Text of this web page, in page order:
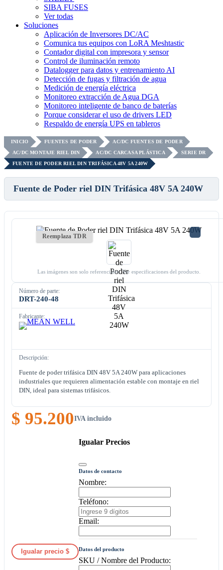
SIBA FUSES
Ver todas
Soluciones
Aplicación de Inversores DC/AC
Comunica tus equipos con LoRA Meshtastic
Contador digital con impresora y sensor
Control de iluminación remoto
Datalogger para datos y entrenamiento AI
Detección de fugas y filtración de agua
Medición de energía eléctrica
Monitoreo extracción de Agua DGA
Monitoreo inteligente de banco de baterías
Porque considerar el uso de drivers LED
Respaldo de energía UPS en tableros
INICIO FUENTES DE PODER
AC/DC FUENTES DE PODER
AC/DC MONTAJE RIEL DIN
AC/DC CARCASA PLÁSTICA
SERIE DR
FUENTE DE PODER RIEL DIN TRIFÁSICA 48V 5A 240W
Fuente de Poder riel DIN Trifásica 48V 5A 240W
Reemplaza TDR
Las imágenes son solo referenciales. Ver especificaciones del producto.
Número de parte:
DRT-240-48
Fabricante:
Descripción:
Fuente de poder trifásica DIN 48V 5A 240W para aplicaciones
industriales que requieren alimentación estable con montaje en riel
DIN, ideal para sistemas trifásicos.
$ 95.200IVA incluido
Igualar precio $
Igualar Precios
Datos de contacto
Nombre:
Teléfono:
Email:
Datos del producto
SKU / Nombre del Producto: